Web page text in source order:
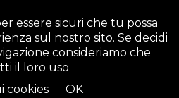
essere sicuri che tu possa
sul nostro sito. Se decidi
consideriamo che
il loro uso
cookies
OK